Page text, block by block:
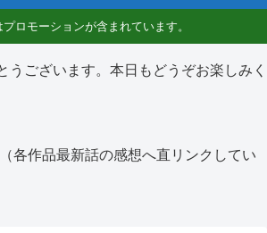
ロモーションが含まれています。
うございます。本日もどうぞお楽しみく
各作品最新話の感想へ直リンクしてい